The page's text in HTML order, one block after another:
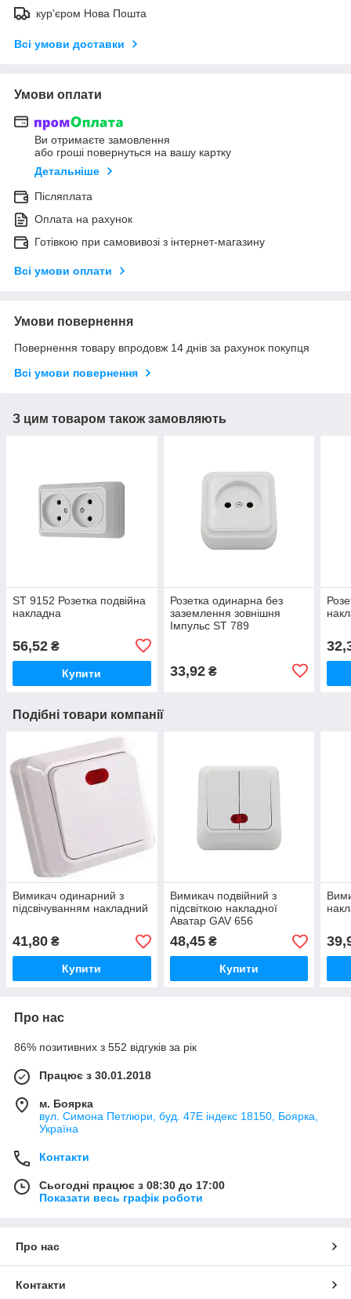
кур'єром Нова Пошта
Всі умови доставки
Умови оплати
Ви отримаєте замовлення
або гроші повернуться на вашу картку
Детальніше
Післяплата
Оплата на рахунок
Готівкою при самовивозі з інтернет-магазину
Всі умови оплати
Умови повернення
Повернення товару впродовж 14 днів за рахунок покупця
Всі умови повернення
З цим товаром також замовляють
ST 9152 Розетка подвійна
накладна
56,52 ₴
Купити
Розетка одинарна без
заземлення зовнішня
Імпульс ST 789
33,92₴
Подібні товари компанії
Вимикач одинарний з
підсвічуванням накладний
41,80 ₴
Купити
Вимикач подвійний з
підсвіткою накладної
Аватар GAV 656
48,45₴
Купити
Про нас
86% позитивних з 552 відгуків за рік
Працює з 30.01.2018
м. Боярка
вул. Симона Петлюри, буд. 47Е індекс 18150, Боярка,
Україна
Контакти
Сьогодні працює з 08:30 до 17:00
Показати весь графік роботи
Про нас
Контакти